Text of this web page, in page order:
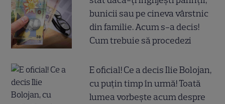
bunicii sau pe cineva vârstnic
din familie. Acum s-a decis!
Cum trebuie să procedezi
E oficial! Ce a decis Ilie Bolojan,
cu puțin timp în urmă! Toată
lumea vorbește acum despre